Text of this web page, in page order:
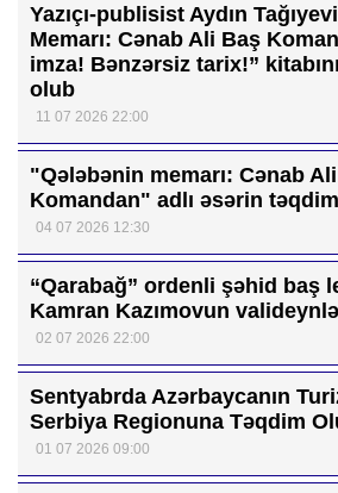
Yazıçı-publisist Aydın
Memarı: Cənab Ali Baş
imza! Bənzərsiz tarix!”
olub
11 07 2026 22:00
"Qələbənin memarı: Cənab
Komandan" adlı əsərin
04 07 2026 12:30
“Qarabağ” ordenli şəhid baş
Kamran Kazımovun
02 07 2026 22:00
Sentyabrda Azərbaycanın
Serbiya Regionuna Təqdim
01 07 2026 09:00